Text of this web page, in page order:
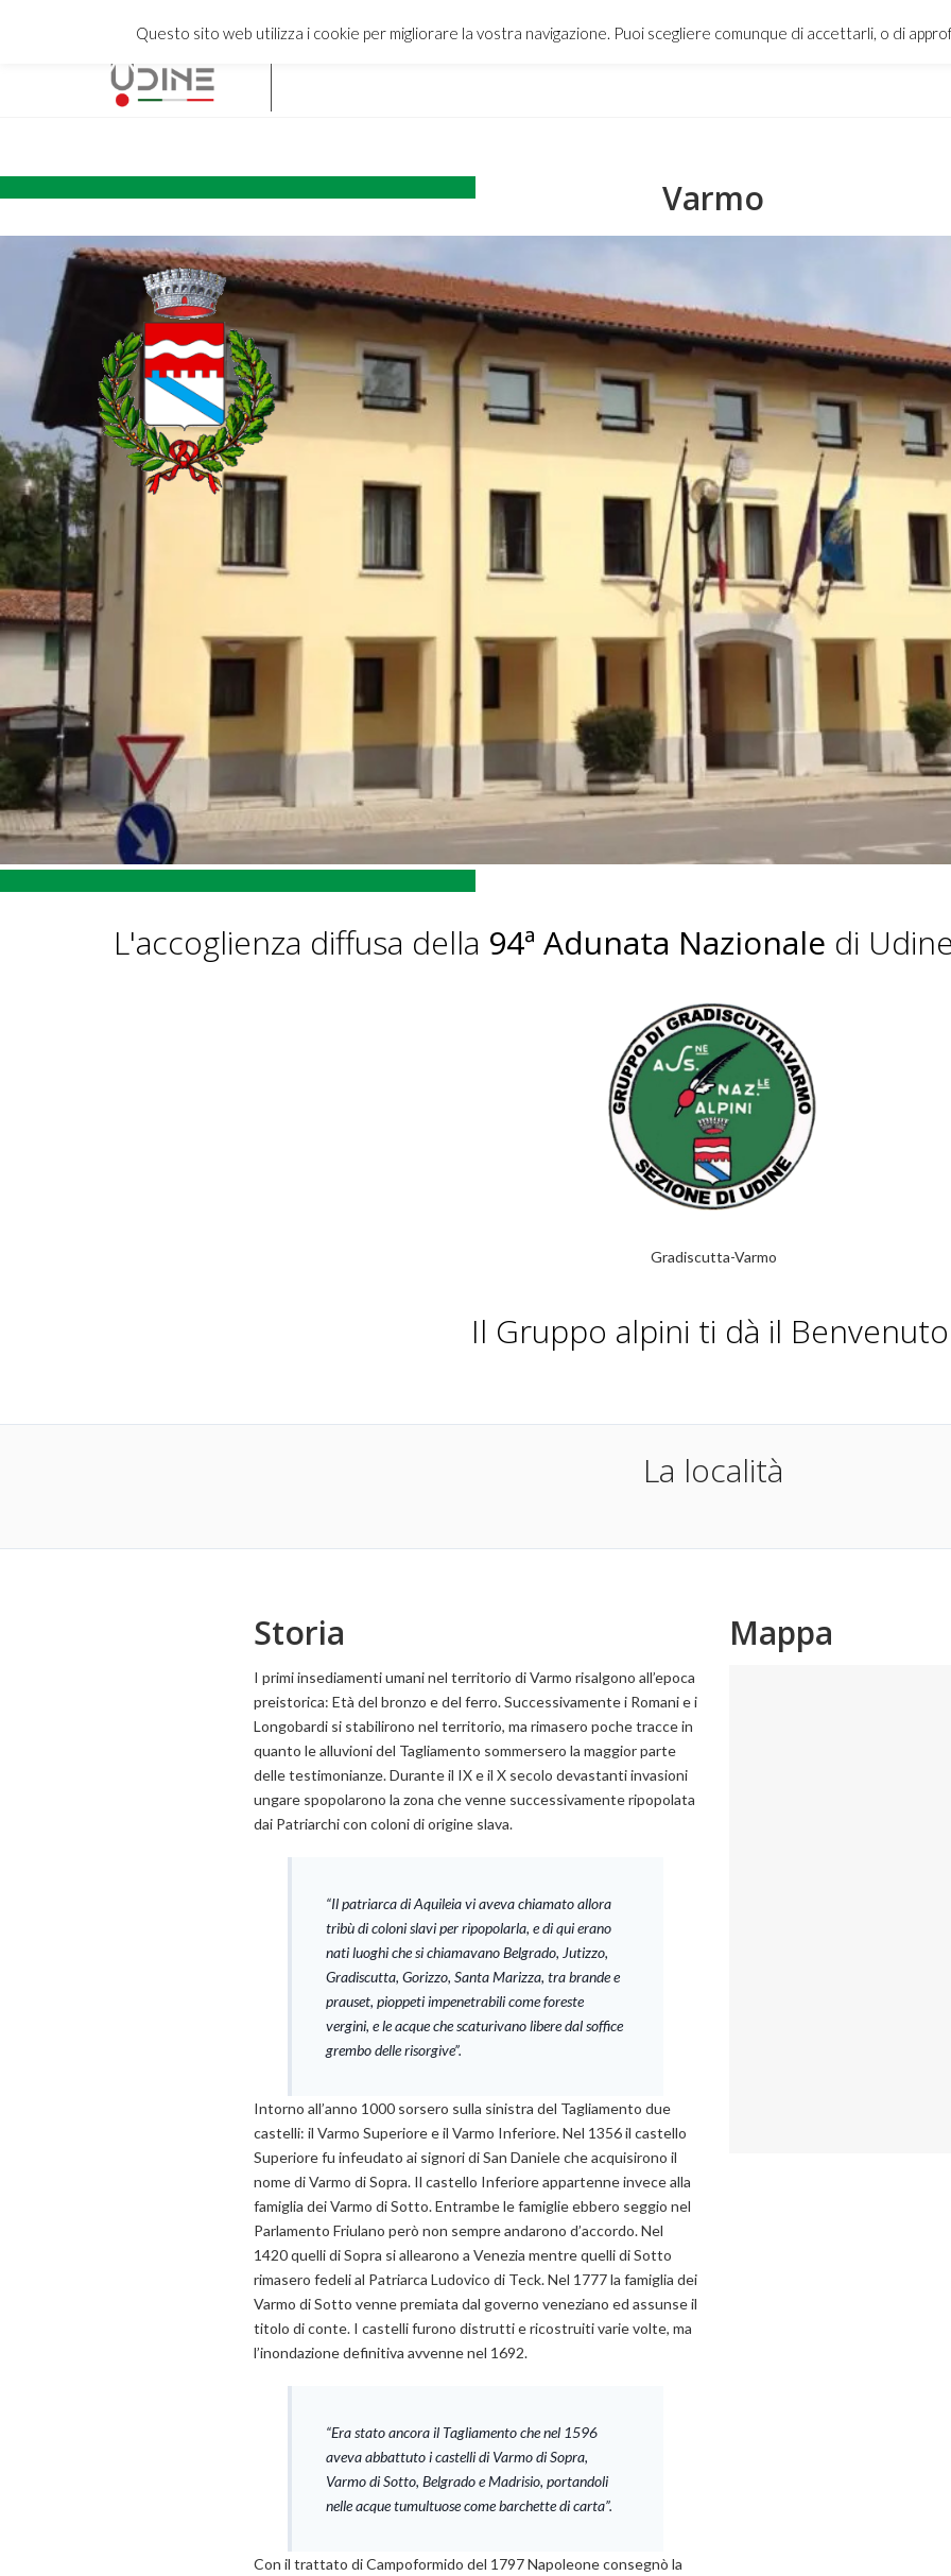
Varmo
L'accoglienza diffusa della 94ª Adunata Nazionale di
Gradiscutta-Varmo
Il Gruppo alpini ti dà il
La località
Storia
I primi insediamenti umani nel territorio di Varmo risalgono all’epoca
preistorica: Età del bronzo e del ferro. Successivamente i Romani e i
Longobardi si stabilirono nel territorio, ma rimasero poche tracce in
quanto le alluvioni del Tagliamento sommersero la maggior parte
delle testimonianze. Durante il IX e il X secolo devastanti invasioni
ungare spopolarono la zona che venne successivamente ripopolata
dai Patriarchi con coloni di origine slava.
“Il patriarca di Aquileia vi aveva chiamato allora
tribù di coloni slavi per ripopolarla, e di qui erano
nati luoghi che si chiamavano Belgrado, Jutizzo,
Gradiscutta, Gorizzo, Santa Marizza, tra brande e
prauset, pioppeti impenetrabili come foreste
vergini, e le acque che scaturivano libere dal soffice
grembo delle risorgive”.
Intorno all’anno 1000 sorsero sulla sinistra del Tagliamento due
castelli: il Varmo Superiore e il Varmo Inferiore. Nel 1356 il castello
Superiore fu infeudato ai signori di San Daniele che acquisirono il
nome di Varmo di Sopra. Il castello Inferiore appartenne invece alla
famiglia dei Varmo di Sotto. Entrambe le famiglie ebbero seggio nel
Parlamento Friulano però non sempre andarono d’accordo. Nel
1420 quelli di Sopra si allearono a Venezia mentre quelli di Sotto
rimasero fedeli al Patriarca Ludovico di Teck. Nel 1777 la famiglia dei
Varmo di Sotto venne premiata dal governo veneziano ed assunse il
titolo di conte. I castelli furono distrutti e ricostruiti varie volte, ma
l’inondazione definitiva avvenne nel 1692.
“Era stato ancora il Tagliamento che nel 1596
aveva abbattuto i castelli di Varmo di Sopra,
Varmo di Sotto, Belgrado e Madrisio, portandoli
nelle acque tumultuose come barchette di carta”.
Con il trattato di Campoformido del 1797 Napoleone consegnò la
Mappa
Questo sito web utilizza i cookie per migliorare la vostra navigazione. Puoi scegliere comunque di accettarli, o di